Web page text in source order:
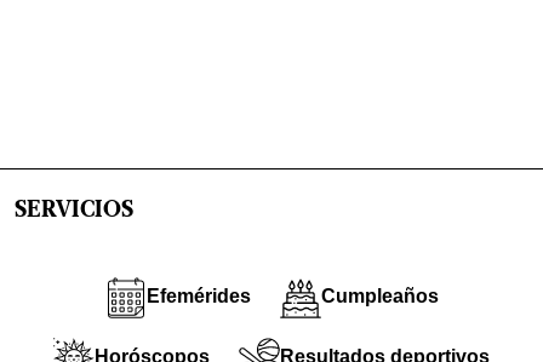
SERVICIOS
Efemérides Cumpleaños
Horóscopos Resultados deportivos